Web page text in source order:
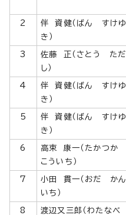
2
伴 資健（ばん すけゆ
き）
3
佐藤 正（さとう ただ
し）
4
伴 資健（ばん すけゆ
き）
5
伴 資健（ばん すけゆ
き）
6
高束 康一（たかつか
こういち）
7
小田 貫一（おだ かん
いち）
8
渡辺又三郎（わたなべ